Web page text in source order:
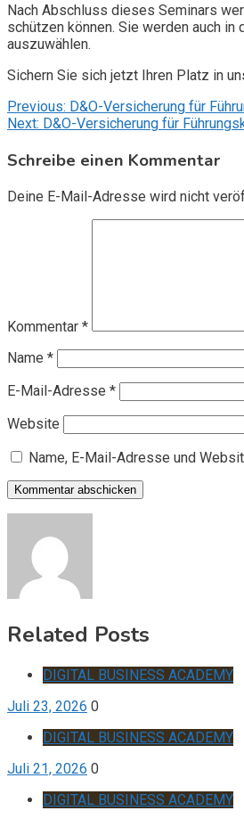
Nach Abschluss dieses Seminars
schützen können. Sie werden auch
auszuwählen.
Sichern Sie sich jetzt Ihren Platz in
Beitragsnavigation
Previous: D&O-Versicherung für
Next: D&O-Versicherung für
Schreibe einen Kommentar
Deine E-Mail-Adresse wird nicht
Kommentar *
Name *
E-Mail-Adresse *
Website
Name, E-Mail-Adresse und
Related Posts
DIGITAL BUSINESS ACADEMY
Juli 23, 2026 0
DIGITAL BUSINESS ACADEMY
Juli 21, 2026 0
DIGITAL BUSINESS ACADEMY